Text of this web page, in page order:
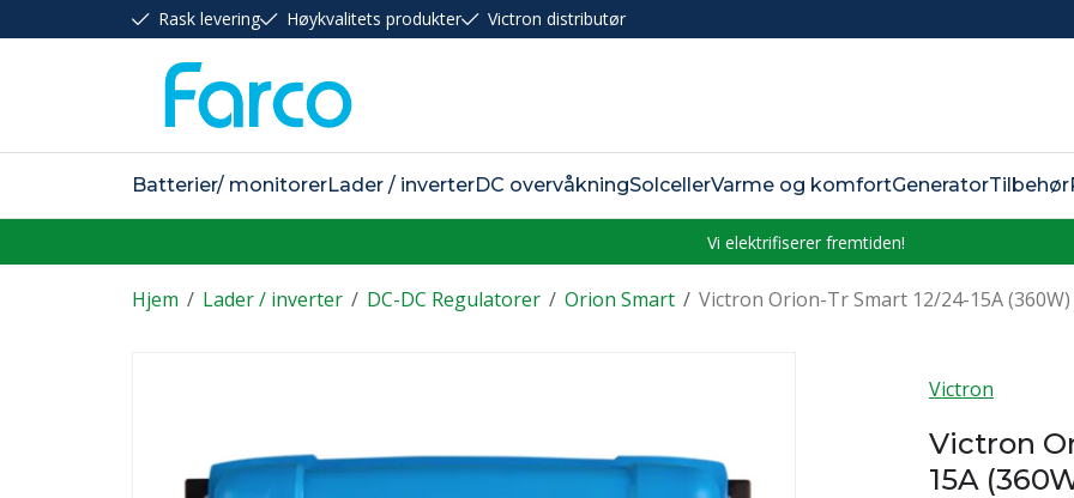
Rask levering Høykvalitets produkter Victron distributør
Batterier/ monitorerLader / inverterDC overvåkningSolcellerVarme og komfortGeneratorTilbehør
Vi elektrifiserer fremtiden!
/
Hjem /
Lader / inverter /
DC-DC Regulatorer /
Orion Smart Victron Orion-Tr Smart 12/24-15A (360W)
Victron
Victron
15A